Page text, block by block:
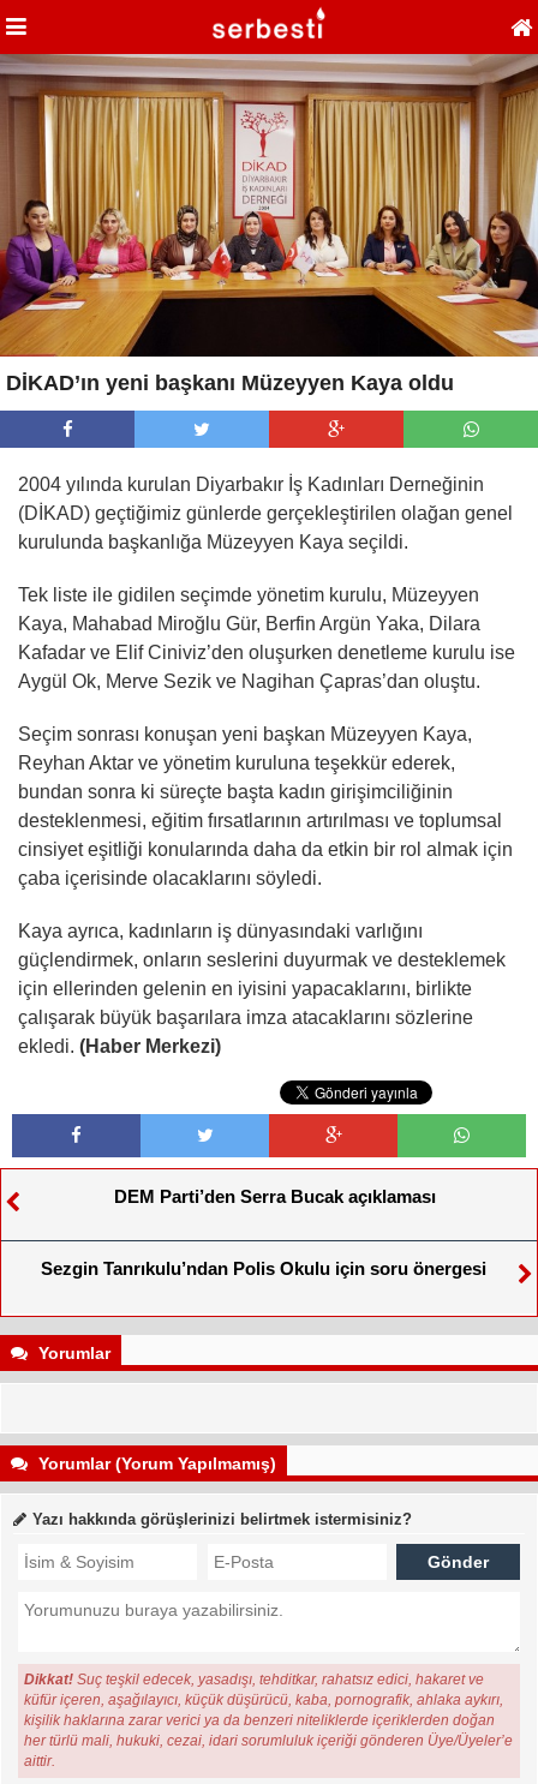
DİKAD’ın yeni başkanı Müzeyyen Kaya oldu
2004 yılında kurulan Diyarbakır İş Kadınları Derneğinin
(DİKAD) geçtiğimiz günlerde gerçekleştirilen olağan genel
kurulunda başkanlığa Müzeyyen Kaya seçildi.
Tek liste ile gidilen seçimde yönetim kurulu, Müzeyyen
Kaya, Mahabad Miroğlu Gür, Berfin Argün Yaka, Dilara
Kafadar ve Elif Ciniviz’den oluşurken denetleme kurulu ise
Aygül Ok, Merve Sezik ve Nagihan Çapras’dan oluştu.
Seçim sonrası konuşan yeni başkan Müzeyyen Kaya,
Reyhan Aktar ve yönetim kuruluna teşekkür ederek,
bundan sonra ki süreçte başta kadın girişimciliğinin
desteklenmesi, eğitim fırsatlarının artırılması ve toplumsal
cinsiyet eşitliği konularında daha da etkin bir rol almak için
çaba içerisinde olacaklarını söyledi.
Kaya ayrıca, kadınların iş dünyasındaki varlığını
güçlendirmek, onların seslerini duyurmak ve desteklemek
için ellerinden gelenin en iyisini yapacaklarını, birlikte
çalışarak büyük başarılara imza atacaklarını sözlerine
ekledi. (Haber Merkezi)
DEM Parti’den Serra Bucak açıklaması
Sezgin Tanrıkulu’ndan Polis Okulu için soru önergesi
Yorumlar
Yorumlar (Yorum Yapılmamış)
Yazı hakkında görüşlerinizi belirtmek istermisiniz?
Dikkat! Suç teşkil edecek, yasadışı, tehditkar, rahatsız edici, hakaret ve
küfür içeren, aşağılayıcı, küçük düşürücü, kaba, pornografik, ahlaka aykırı,
kişilik haklarına zarar verici ya da benzeri niteliklerde içeriklerden doğan
her türlü mali, hukuki, cezai, idari sorumluluk içeriği gönderen Üye/Üyeler’e
aittir.